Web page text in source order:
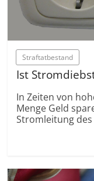
Straftatbestand
Ist
In Zeiten von
Menge Geld
Stromleitung